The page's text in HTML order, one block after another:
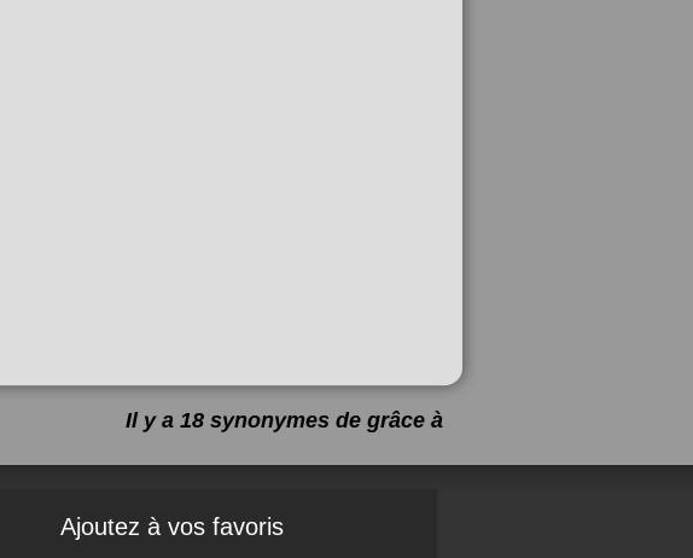
Il y a 18 synonymes de grâce à
Ajoutez à vos favoris